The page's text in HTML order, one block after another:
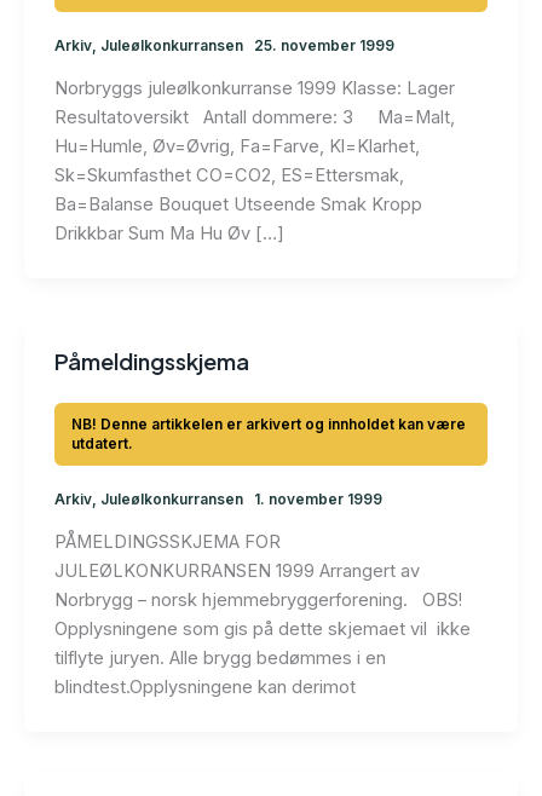
Arkiv, Juleølkonkurransen 25. november 1999
Norbryggs juleølkonkurranse 1999 Klasse: Lager
Resultatoversikt Antall dommere: 3 Ma=Malt,
Hu=Humle, Øv=Øvrig, Fa=Farve, Kl=Klarhet,
Sk=Skumfasthet CO=CO2, ES=Ettersmak,
Ba=Balanse Bouquet Utseende Smak Kropp
Drikkbar Sum Ma Hu Øv […]
Påmeldingsskjema
Arkiv, Juleølkonkurransen 1. november 1999
PÅMELDINGSSKJEMA FOR
JULEØLKONKURRANSEN 1999 Arrangert av
Norbrygg – norsk hjemmebryggerforening. OBS!
Opplysningene som gis på dette skjemaet vil ikke
tilflyte juryen. Alle brygg bedømmes i en
blindtest.Opplysningene kan derimot